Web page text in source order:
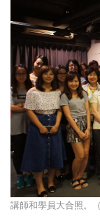
講師和學員大合照。